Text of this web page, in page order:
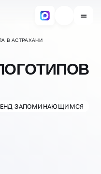
В АСТРАХАНИ
ЗАПОМИНАЮЩИМСЯ